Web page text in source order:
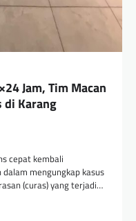
Jam, Tim Macan
di Karang
cepat kembali
mengungkap kasus
(curas) yang terjadi…